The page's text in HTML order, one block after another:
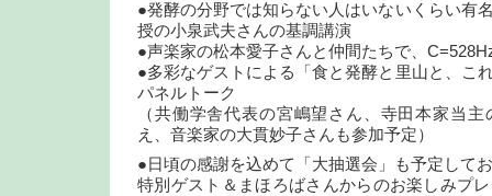
●発酵の分野では知らない人はいないくらい有
授の小泉武夫さんの基調講演
●声楽家の松本愛子さんと仲間たちで、
●多彩なゲストによる「食と発酵と里山と、こ
パネルトーク
（共働学舎代表の宮嶋望さん、寺田本家当
え、音楽家の大貫妙子さんも参加予定）
●日頃の感謝を込めて「大抽選会」も予定して
特別ゲスト＆まほろばさんからのお楽しみプ